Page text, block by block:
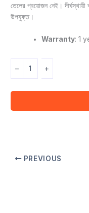
তেলের প্রয়োজন নেই।
উপযুক্ত।
Warranty: 1
–
P
H
I
L
P
+
PREVIOUS